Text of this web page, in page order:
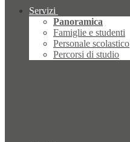
Servizi
Panoramica
Famiglie e studenti
Personale scolastico
Percorsi di studio